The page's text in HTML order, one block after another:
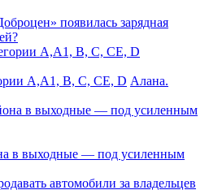
появилась зарядная
А,А1, В, С, СЕ, D Алана.
в выходные — под усиленным